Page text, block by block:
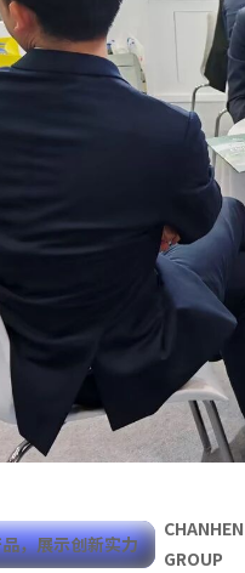
，展示创新实力
CHANHEN
GROUP